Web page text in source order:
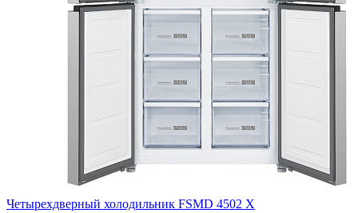
Четырехдверный холодильник FSMD 4502 X